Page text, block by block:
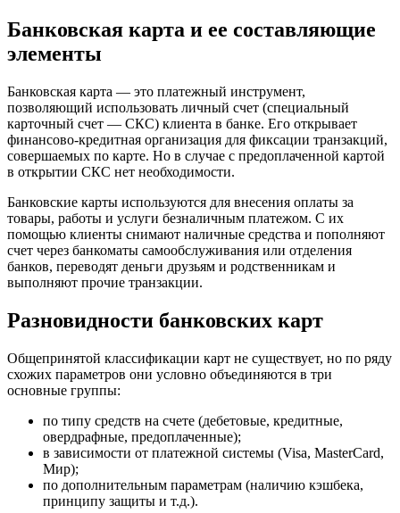
Банковская карта и ее составляющие
элементы
Банковская карта — это платежный инструмент,
позволяющий использовать личный счет (специальный
карточный счет — СКС) клиента в банке. Его открывает
финансово-кредитная организация для фиксации транзакций,
совершаемых по карте. Но в случае с предоплаченной картой
в открытии СКС нет необходимости.
Банковские карты используются для внесения оплаты за
товары, работы и услуги безналичным платежом. С их
помощью клиенты снимают наличные средства и пополняют
счет через банкоматы самообслуживания или отделения
банков, переводят деньги друзьям и родственникам и
выполняют прочие транзакции.
Разновидности банковских карт
Общепринятой классификации карт не существует, но по ряду
схожих параметров они условно объединяются в три
основные группы:
по типу средств на счете (дебетовые, кредитные,
овердрафные, предоплаченные);
в зависимости от платежной системы (Visa, MasterCard,
Мир);
по дополнительным параметрам (наличию кэшбека,
принципу защиты и т.д.).